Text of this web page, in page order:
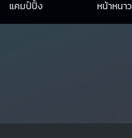
แคมป์ปิ้ง หน้าหนาว